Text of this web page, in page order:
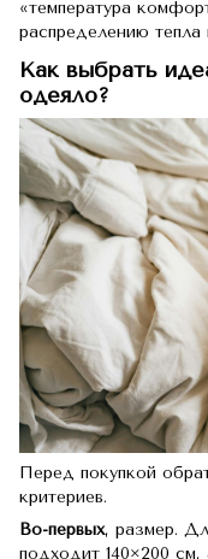
«температура
распределению
Как выбрать
одеяло?
Перед покупкой
критериев.
Во-первых, размер.
подходит 140×200